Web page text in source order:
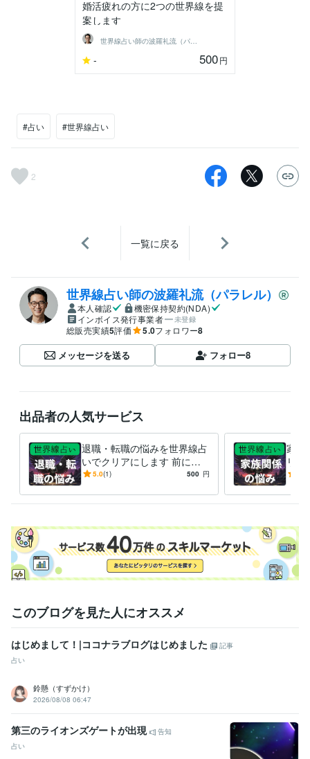
婚活疲れの方に2つの世界線を提
案します
世界線占い師の波羅礼流（パラレル）
- 500円
#占い #世界線占い
2
一覧に戻る
世界線占い師の波羅礼流（パラレル）
本人確認
機密保持契約(NDA)
インボイス発行事業者
未登録
総販売実績5評価 5.0フォロワー8
メッセージを送る フォロー8
出品者の人気サービス
退職・転職の悩みを世界線占
いでクリアにします 前に進
むために2つの異なる世界線
5.0(1) 500 円
家族
リ
に2
このブログを見た人にオススメ
はじめまして！|ココナラブログはじめました
記事
占い
鈴懸（すずかけ）
2026/08/08 06:47
第三のライオンズゲートが出現
告知
占い